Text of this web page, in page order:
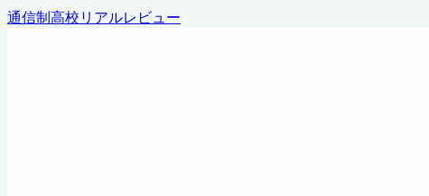
通信制高校リアルレビュー